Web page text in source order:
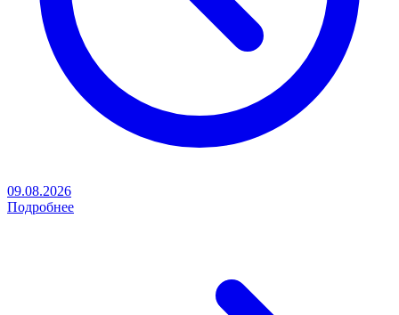
09.08.2026
Подробнее